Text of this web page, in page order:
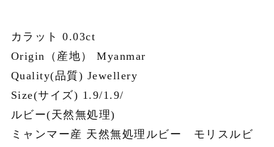
カラット 0.03ct
Origin（産地） Myanmar
Quality(品質) Jewellery
Size(サイズ) 1.9/1.9/
ルビー(天然無処理)
ミャンマー産 天然無処理ルビー モリスルビ